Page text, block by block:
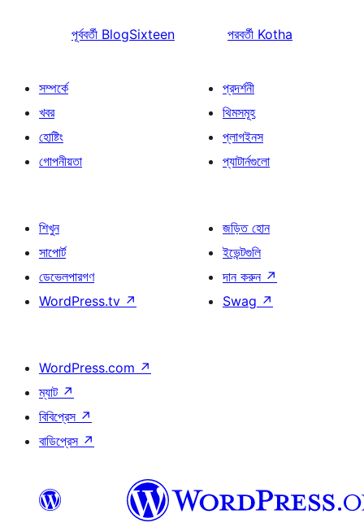
পূর্ববর্তী BlogSixteen পরবর্তী Kotha
সম্পর্কে
খবর
হোষ্টিং
গোপনীয়তা
প্রদর্শনী
থিমসমূহ
প্লাগইনস
প্যাটার্নগুলো
শিখুন
সাপোর্ট
ডেভেলপারগণ
WordPress.tv ↗
জড়িত হোন
ইভেন্টগুলি
দান করুন ↗
Swag ↗
WordPress.com ↗
ম্যাট ↗
বিবিপ্রেস ↗
বাডিপ্রেস ↗